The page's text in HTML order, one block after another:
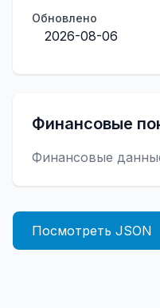
Обновлено
2026-08-06
Финансовые
Финансовые
Посмотреть JSON